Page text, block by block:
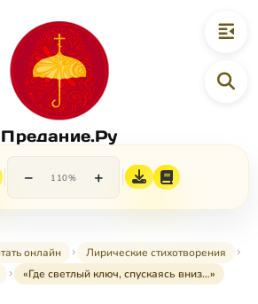
Предание.Ру
− 110% +
онлайн
Лирические стихотворения
«Где светлый ключ, спускаясь вниз…»